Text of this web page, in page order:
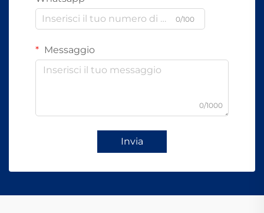
0/100
Messaggio
0/1000
Invia